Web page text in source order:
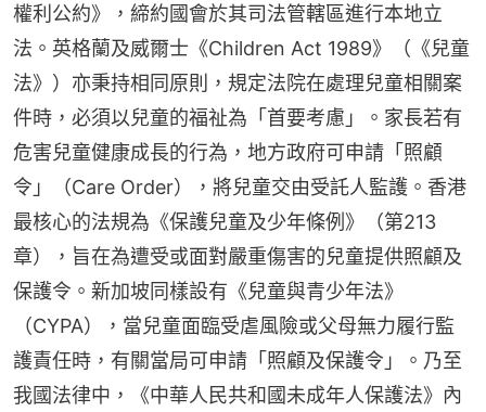
權利公約》，締約國會於其司法管轄區進行本地立
法。英格蘭及威爾士《Children Act 1989》（《兒童
法》）亦秉持相同原則，規定法院在處理兒童相關案
件時，必須以兒童的福祉為「首要考慮」。家長若有
危害兒童健康成長的行為，地方政府可申請「照顧
令」（Care Order），將兒童交由受託人監護。香港
最核心的法規為《保護兒童及少年條例》（第213
章），旨在為遭受或面對嚴重傷害的兒童提供照顧及
保護令。新加坡同樣設有《兒童與青少年法》
（CYPA），當兒童面臨受虐風險或父母無力履行監
護責任時，有關當局可申請「照顧及保護令」。乃至
我國法律中，《中華人民共和國未成年人保護法》內